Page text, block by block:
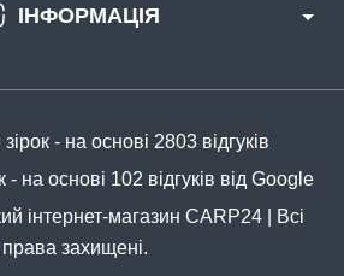
Маг: 0 шт Базар: 4 шт
КУПИТИ
ІНФОРМАЦІЯ
- на основі 2803 відгуків
- на основі 102 відгуків від Google
інтернет-магазин CARP24 | Всі
права захищені.